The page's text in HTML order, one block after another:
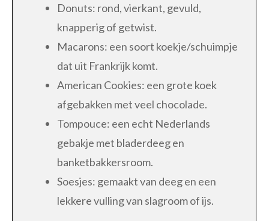
Donuts: rond, vierkant, gevuld,
knapperig of getwist.
Macarons: een soort koekje/schuimpje
dat uit Frankrijk komt.
American Cookies: een grote koek
afgebakken met veel chocolade.
Tompouce: een echt Nederlands
gebakje met bladerdeeg en
banketbakkersroom.
Soesjes: gemaakt van deeg en een
lekkere vulling van slagroom of ijs.